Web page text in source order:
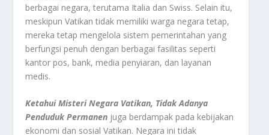
berbagai negara, terutama Italia dan Swiss. Selain itu,
meskipun Vatikan tidak memiliki warga negara tetap,
mereka tetap mengelola sistem pemerintahan yang
berfungsi penuh dengan berbagai fasilitas seperti
kantor pos, bank, media penyiaran, dan layanan
medis.
Ketahui Misteri Negara Vatikan, Tidak Adanya
Penduduk Permanen juga berdampak pada kebijakan
ekonomi dan sosial Vatikan. Negara ini tidak